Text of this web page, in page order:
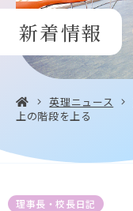
進路・進学
受験生の方へ
新着情報
英理ニュース
上の階段を上る
理事長・校長日記